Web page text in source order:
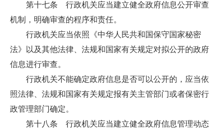
第十七条 行政机关应当建立健全政府信息公开审查
机制，明确审查的程序和责任。
行政机关应当依照《中华人民共和国保守国家秘密
法》以及其他法律、法规和国家有关规定对拟公开的政府
信息进行审查。
行政机关不能确定政府信息是否可以公开的，应当依
照法律、法规和国家有关规定报有关主管部门或者保密行
政管理部门确定。
第十八条 行政机关应当建立健全政府信息管理动态